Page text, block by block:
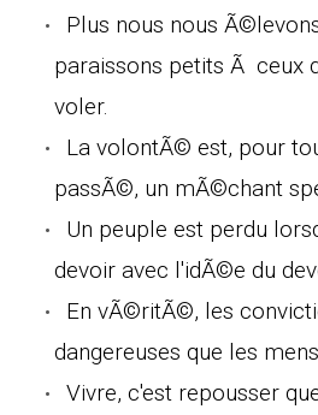
Plus nous nous
paraissons petits Ã ceux
voler.
La volontÃ© est, pour
passÃ©, un mÃ©chant
Un peuple est perdu
devoir avec l'idÃ©e du
En vÃ©ritÃ©, les
dangereuses que les
Vivre, c'est repousser